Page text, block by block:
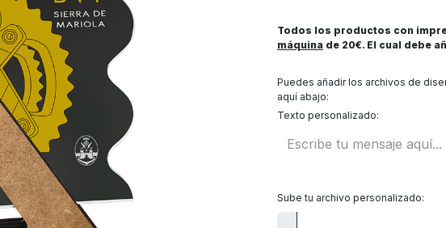
Todos los productos con
máquina de 20€. El cual debe
Puedes añadir los archivos de
aquí abajo:
Texto personalizado:
Sube tu archivo personalizado: